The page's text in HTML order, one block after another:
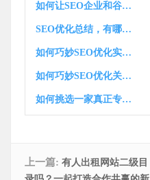
如何让SEO企业和谷歌企业SEO更上一层楼？
SEO优化总结，有哪些得失经验值得借鉴？
如何巧妙SEO优化实战：关键词优化调整策略，seo关键词优化1为，勾起读者兴趣？
如何巧妙SEO优化关键词是什么为，勾起好奇？
如何挑选一家真正专业的SEO优化公司？
上一篇: 有人出租网站二级目